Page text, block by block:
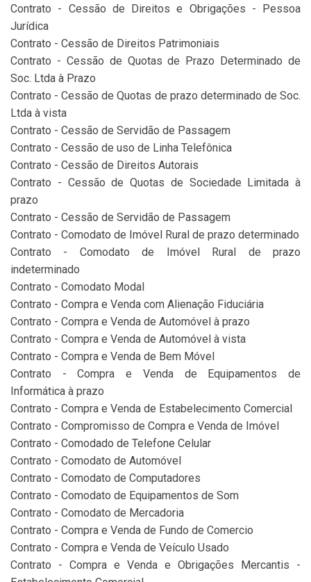
Contrato - Cessão de Direitos e Obrigações - Pessoa
Jurídica
Contrato - Cessão de Direitos Patrimoniais
Contrato - Cessão de Quotas de Prazo Determinado de
Soc. Ltda à Prazo
Contrato - Cessão de Quotas de prazo determinado de Soc.
Ltda à vista
Contrato - Cessão de Servidão de Passagem
Contrato - Cessão de uso de Linha Telefônica
Contrato - Cessão de Direitos Autorais
Contrato - Cessão de Quotas de Sociedade Limitada à
prazo
Contrato - Cessão de Servidão de Passagem
Contrato - Comodato de Imóvel Rural de prazo determinado
Contrato - Comodato de Imóvel Rural de prazo
indeterminado
Contrato - Comodato Modal
Contrato - Compra e Venda com Alienação Fiduciária
Contrato - Compra e Venda de Automóvel à prazo
Contrato - Compra e Venda de Automóvel à vista
Contrato - Compra e Venda de Bem Móvel
Contrato - Compra e Venda de Equipamentos de
Informática à prazo
Contrato - Compra e Venda de Estabelecimento Comercial
Contrato - Compromisso de Compra e Venda de Imóvel
Contrato - Comodado de Telefone Celular
Contrato - Comodato de Automóvel
Contrato - Comodato de Computadores
Contrato - Comodato de Equipamentos de Som
Contrato - Comodato de Mercadoria
Contrato - Compra e Venda de Fundo de Comercio
Contrato - Compra e Venda de Veículo Usado
Contrato - Compra e Venda e Obrigações Mercantis -